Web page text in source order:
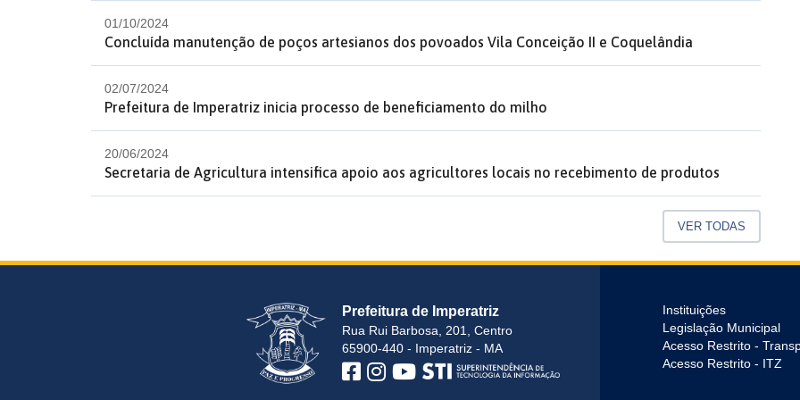
01/10/2024
Concluída manutenção de poços artesianos dos povoados Vila Conceição II e Coquelândia
02/07/2024
Prefeitura de Imperatriz inicia processo de beneficiamento do milho
20/06/2024
Secretaria de Agricultura intensifica apoio aos agricultores locais no recebimento de produtos
VER TODAS
Prefeitura de Imperatriz
Rua Rui Barbosa, 201, Centro
65900-440 - Imperatriz - MA
Instituições
Legislação Municipal
Acesso Restrito -
Acesso Restrito - ITZ